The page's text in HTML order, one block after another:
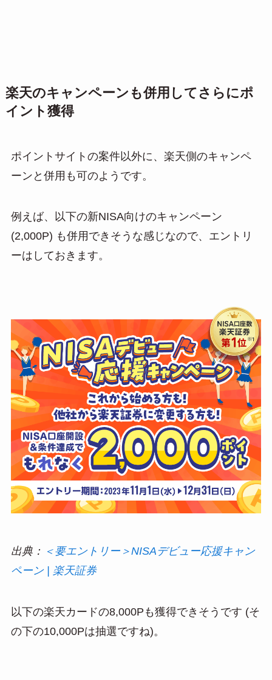
楽天のキャンペーンも併用してさらにポ
イント獲得
ポイントサイトの案件以外に、楽天側のキャンペ
ーンと併用も可のようです。
例えば、以下の新NISA向けのキャンペーン
(2,000P) も併用できそうな感じなので、エントリ
ーはしておきます。
出典： ＜要エントリー＞NISAデビュー応援キャン
ペーン | 楽天証券
以下の楽天カードの8,000Pも獲得できそうです (そ
の下の10,000Pは抽選ですね)。